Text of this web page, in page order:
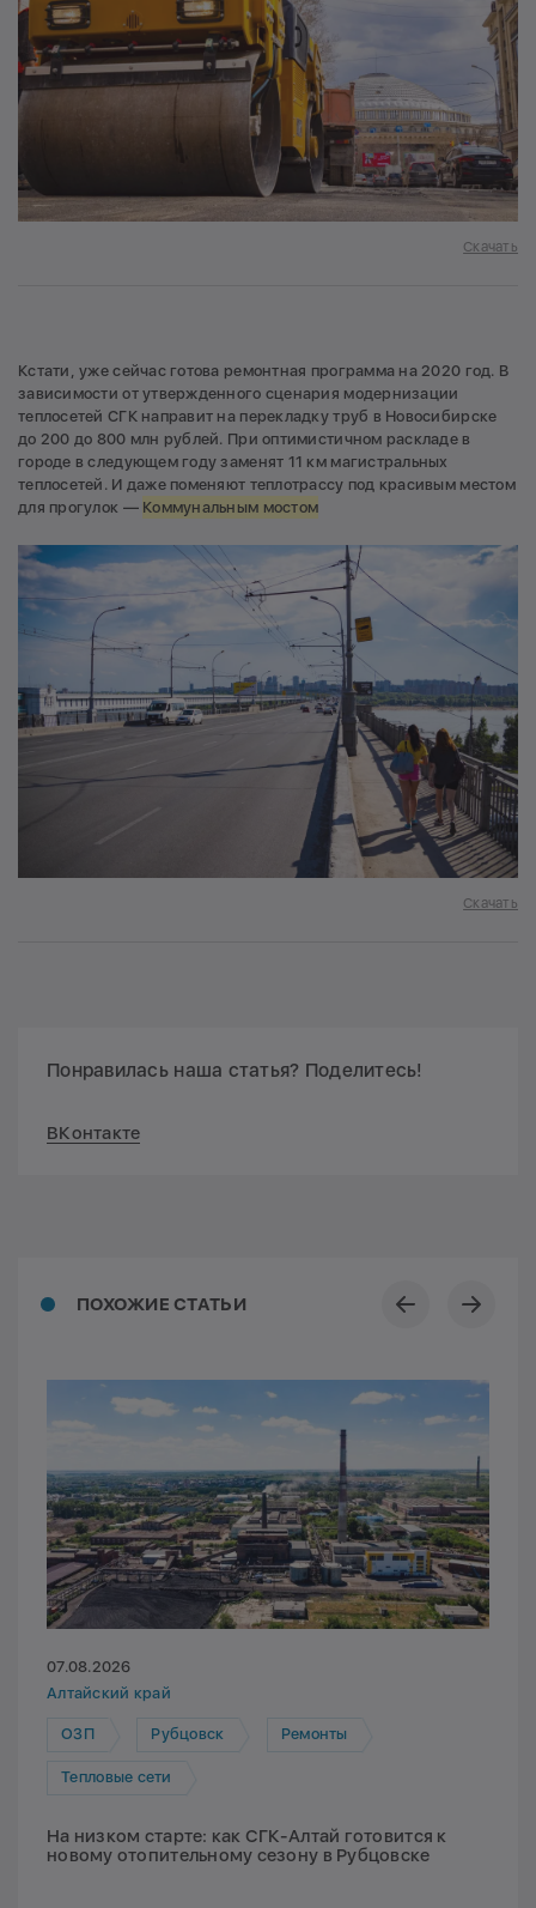
Скачать
Кстати, уже сейчас готова ремонтная программа на 2020 год. В
зависимости от утвержденного сценария модернизации
теплосетей СГК направит на перекладку труб в Новосибирске
до 200 до 800 млн рублей. При оптимистичном раскладе в
городе в следующем году заменят 11 км магистральных
теплосетей. И даже поменяют теплотрассу под красивым местом
для прогулок — Коммунальным мостом
Скачать
Понравилась наша статья? Поделитесь!
ВКонтакте
ПОХОЖИЕ СТАТЬИ
07.08.2026
Алтайский край
ОЗП Рубцовск Ремонты
Тепловые сети
На низком старте: как СГК-Алтай готовится к
новому отопительному сезону в Рубцовске